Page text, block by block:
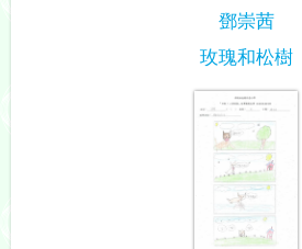
鄧崇茜
玫瑰和松樹